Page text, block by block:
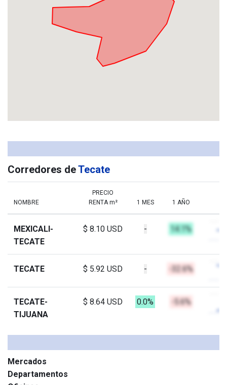
Mercados
Departamentos
Corredores deTecate
NOMBRE
PRECIO
RENTA m²
1 MES 1 AÑO
MEXICALI-
TECATE
$ 8.10 USD - 14.1%
TECATE $ 5.92 USD - -32.6%
TECATE-
TIJUANA
$ 8.64 USD 0.0% -5.6%